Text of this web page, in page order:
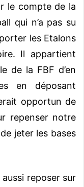
le compte de la
qui n’a pas su
les Etalons
Il appartient
de la FBF d’en
en déposant
opportun de
repenser notre
jeter les bases
reposer sur